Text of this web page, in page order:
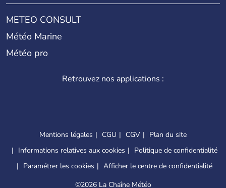
METEO CONSULT
Météo Marine
Météo pro
Retrouvez nos applications :
Mentions légales CGU CGV
Plan du site
Informations relatives aux cookies
Politique de confidentialité
Paramétrer les cookies
Afficher le centre de confidentialité
©2026 La Chaîne Météo